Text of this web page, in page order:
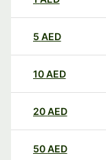
5 AED
10AED
20AED
50AED